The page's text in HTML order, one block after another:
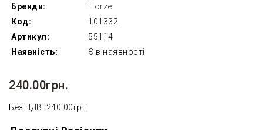
Бренди:
Horze
Код:
101332
Артикул:
55114
Наявність:
Є в наявності
240.00грн.
Без ПДВ: 240.00грн.